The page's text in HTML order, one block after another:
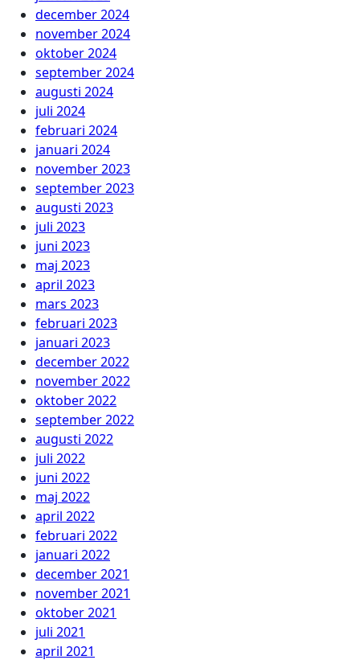
december 2024
november 2024
oktober 2024
september 2024
augusti 2024
juli 2024
februari 2024
januari 2024
november 2023
september 2023
augusti 2023
juli 2023
juni 2023
maj 2023
april 2023
mars 2023
februari 2023
januari 2023
december 2022
november 2022
oktober 2022
september 2022
augusti 2022
juli 2022
juni 2022
maj 2022
april 2022
februari 2022
januari 2022
december 2021
november 2021
oktober 2021
juli 2021
april 2021